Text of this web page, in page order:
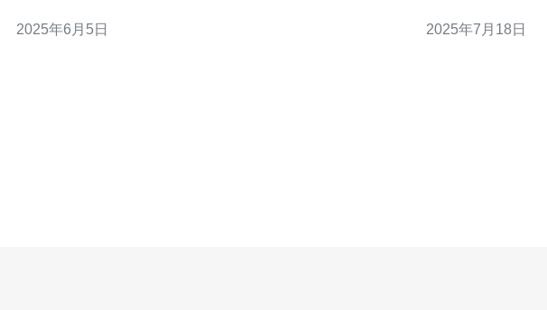
选择马来西亚站群服务器时，需要考虑以下几个因素： 1.
2025年6月5日
西亚cn2服务器有
2025年7月18日